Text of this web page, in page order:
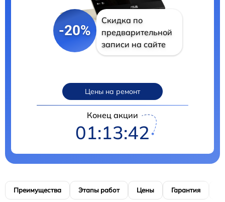
-20%
Скидка по
предварительной
записи на сайте
Цены на ремонт
Конец акции
01:13:41
Преимущества Этапы работ Цены Гарантия